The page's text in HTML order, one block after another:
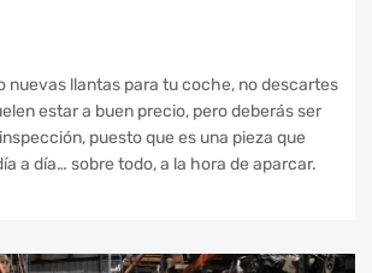
nuevas llantas para tu coche, no descartes
estar a buen precio, pero deberás ser
puesto que es una pieza que
a día… sobre todo, a la hora de aparcar.